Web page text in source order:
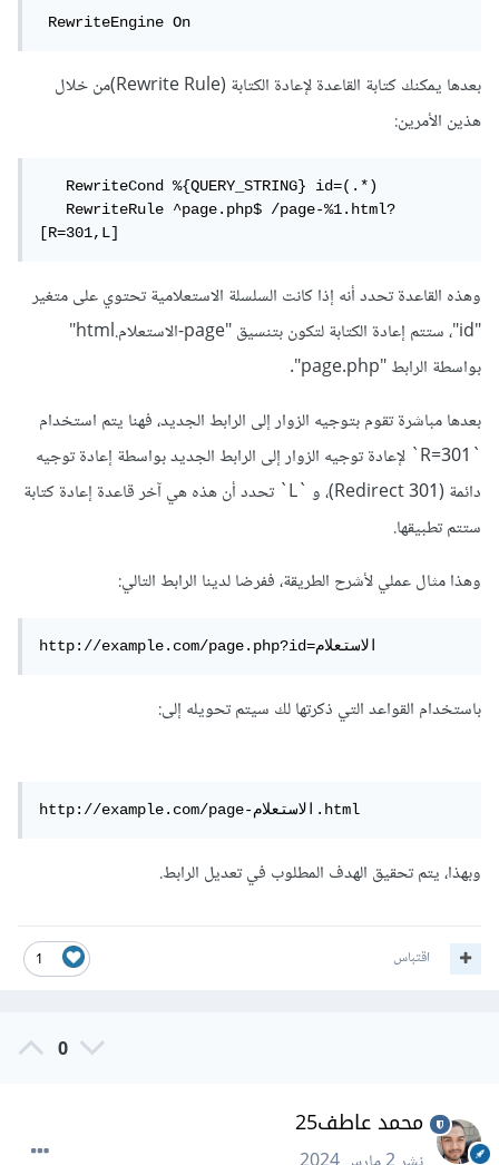
RewriteEngine On
بعدها يمكنك كتابة القاعدة لإعادة الكتابة (Rewrite Rule)من خلال
هذين الأمرين:
RewriteCond %{QUERY_STRING} id=(.*)
RewriteRule ^page.php$ /page-%1.html?
[R=301,L]
وهذه القاعدة تحدد أنه إذا كانت السلسلة الاستعلامية تحتوي على متغير
"id"، ستتم إعادة الكتابة لتكون بتنسيق "page-الاستعلام.html"
بواسطة الرابط "page.php".
بعدها مباشرة تقوم بتوجيه الزوار إلى الرابط الجديد، فهنا يتم استخدام
`R=301` لإعادة توجيه الزوار إلى الرابط الجديد بواسطة إعادة توجيه
دائمة (301 Redirect)، و `L` تحدد أن هذه هي آخر قاعدة إعادة كتابة
ستتم تطبيقها.
وهذا مثال عملي لأشرح الطريقة، ففرضا لدينا الرابط التالي:
http://example.com/page.php?id=الاستعلام
باستخدام القواعد التي ذكرتها لك سيتم تحويله إلى:
http://example.com/page-الاستعلام.html
وبهذا، يتم تحقيق الهدف المطلوب في تعديل الرابط.
1 اقتباس
0
محمد عاطف25